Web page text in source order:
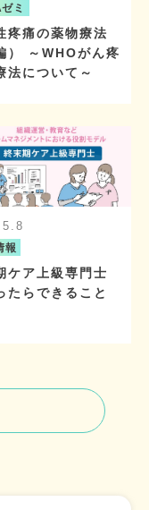
ミ
疼痛の薬物療法
） ～WHOがん疼
法について～
報
ケア上級専門士
たらできること